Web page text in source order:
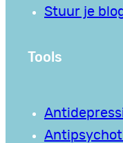
Stuur je
Tools